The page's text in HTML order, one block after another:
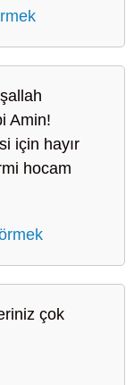
Amin!
için hayır
hocam
çok